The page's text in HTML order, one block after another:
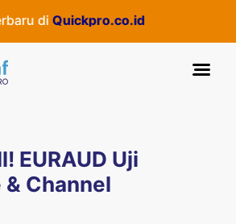
di Quickpro.co.id
EURAUD Uji
Channel